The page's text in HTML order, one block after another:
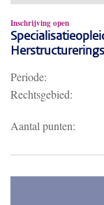
Inschrijving open
Periode:
Rechtsgebied:
Aantal punten: